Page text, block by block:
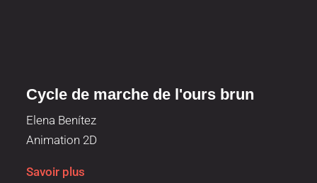
Cycle de marche de l'ours brun
Elena Benítez
Animation 2D
Savoir plus